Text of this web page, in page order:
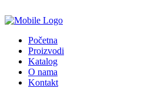
Početna
Proizvodi
Katalog
O nama
Kontakt